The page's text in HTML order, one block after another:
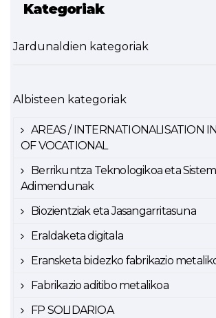
Kategoriak
Jardunaldien kategoriak
Albisteen kategoriak
AREAS / INTERNATIONALISATION
OF VOCATIONAL
Berrikuntza Teknologikoa eta
Adimendunak
Biozientziak eta Jasangarritasuna
Eraldaketa digitala
Eransketa bidezko fabrikazio
Fabrikazio aditibo metalikoa
FP SOLIDARIOA